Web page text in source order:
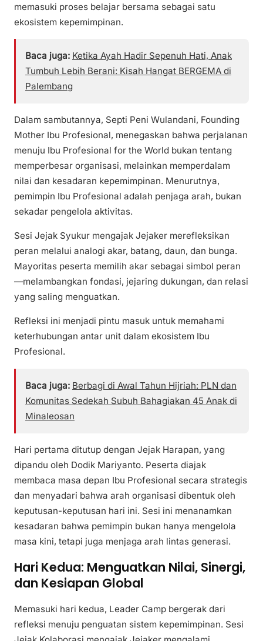
memasuki proses belajar bersama sebagai satu
ekosistem kepemimpinan.
Baca juga: Ketika Ayah Hadir Sepenuh Hati, Anak
Tumbuh Lebih Berani: Kisah Hangat BERGEMA di
Palembang
Dalam sambutannya, Septi Peni Wulandani, Founding
Mother Ibu Profesional, menegaskan bahwa perjalanan
menuju Ibu Profesional for the World bukan tentang
memperbesar organisasi, melainkan memperdalam
nilai dan kesadaran kepemimpinan. Menurutnya,
pemimpin Ibu Profesional adalah penjaga arah, bukan
sekadar pengelola aktivitas.
Sesi Jejak Syukur mengajak Jejaker merefleksikan
peran melalui analogi akar, batang, daun, dan bunga.
Mayoritas peserta memilih akar sebagai simbol peran
—melambangkan fondasi, jejaring dukungan, dan relasi
yang saling menguatkan.
Refleksi ini menjadi pintu masuk untuk memahami
keterhubungan antar unit dalam ekosistem Ibu
Profesional.
Baca juga: Berbagi di Awal Tahun Hijriah: PLN dan
Komunitas Sedekah Subuh Bahagiakan 45 Anak di
Minaleosan
Hari pertama ditutup dengan Jejak Harapan, yang
dipandu oleh Dodik Mariyanto. Peserta diajak
membaca masa depan Ibu Profesional secara strategis
dan menyadari bahwa arah organisasi dibentuk oleh
keputusan-keputusan hari ini. Sesi ini menanamkan
kesadaran bahwa pemimpin bukan hanya mengelola
masa kini, tetapi juga menjaga arah lintas generasi.
Hari Kedua: Menguatkan Nilai, Sinergi,
dan Kesiapan Global
Memasuki hari kedua, Leader Camp bergerak dari
refleksi menuju penguatan sistem kepemimpinan. Sesi